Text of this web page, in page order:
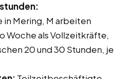
Mering, M arbeiten
Woche als Vollzeitkräfte,
20 und 30 Stunden, je